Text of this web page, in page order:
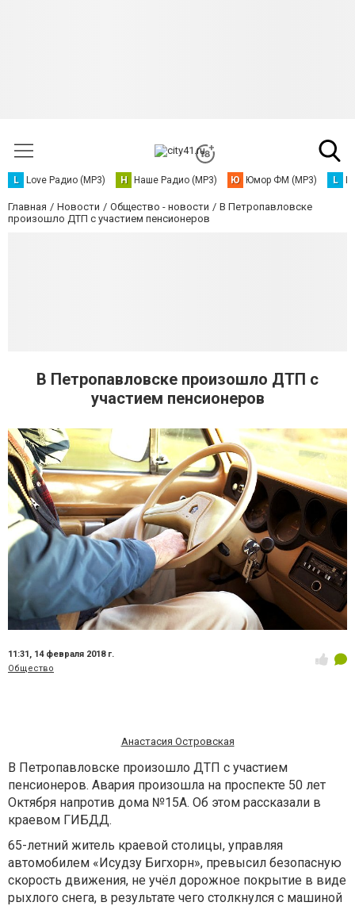
L Love Радио (MP3) Н Наше Радио (MP3) Ю Юмор ФМ (MP3) L
Главная Новости Общество - новости
В Петропавловске
произошло ДТП с участием пенсионеров
В Петропавловске произошло ДТП с
участием пенсионеров
11:31, 14 февраля 2018 г.
Общество
Анастасия Островская
В Петропавловске произошло ДТП с участием
пенсионеров. Авария произошла на проспекте 50 лет
Октября напротив дома №15А. Об этом рассказали в
краевом ГИБДД.
65-летний житель краевой столицы, управляя
автомобилем «Исудзу Бигхорн», превысил безопасную
скорость движения, не учёл дорожное покрытие в виде
рыхлого снега, в результате чего столкнулся с машиной